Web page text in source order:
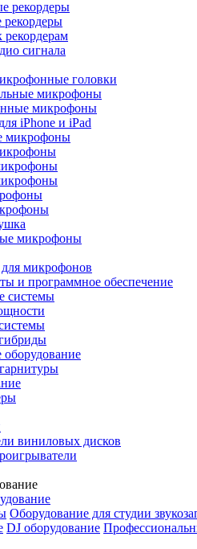
рекордеры
рекордерам
сигнала
головки
микрофоны
микрофоны
iPhone и iPad
микрофоны
микрофоны
микрофонов
и программное обеспечение
системы
виниловых дисков
Оборудование для студии
DJ оборудование